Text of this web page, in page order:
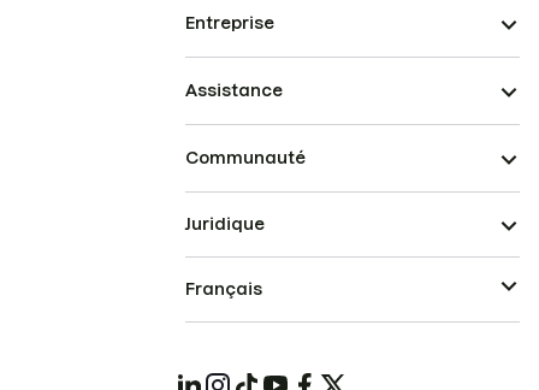
Entreprise
Assistance
Communauté
Juridique
Français